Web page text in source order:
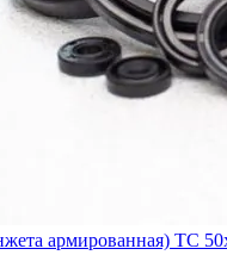
армированная) TC